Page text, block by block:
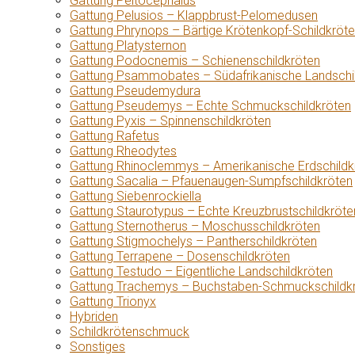
Gattung Pelusios – Klappbrust-Pelomedusen
Gattung Phrynops – Bärtige Krötenkopf-
Gattung Platysternon
Gattung Podocnemis – Schienenschildkröten
Gattung Psammobates – Südafrikanische
Gattung Pseudemydura
Gattung Pseudemys – Echte Schmuckschildkröten
Gattung Pyxis – Spinnenschildkröten
Gattung Rafetus
Gattung Rheodytes
Gattung Rhinoclemmys – Amerikanische
Gattung Sacalia – Pfauenaugen-Sumpfschildkröten
Gattung Siebenrockiella
Gattung Staurotypus – Echte
Gattung Sternotherus – Moschusschildkröten
Gattung Stigmochelys – Pantherschildkröten
Gattung Terrapene – Dosenschildkröten
Gattung Testudo – Eigentliche Landschildkröten
Gattung Trachemys – Buchstaben-
Gattung Trionyx
Hybriden
Schildkrötenschmuck
Sonstiges